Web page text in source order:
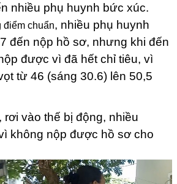
nhiều phụ huynh bức xúc.
điểm chuẩn, nhiều phụ huynh
đến nộp hồ sơ, nhưng khi đến
được vì đã hết chỉ tiêu, vì
từ 46 (sáng 30.6) lên 50,5
rơi vào thế bị động, nhiều
không nộp được hồ sơ cho